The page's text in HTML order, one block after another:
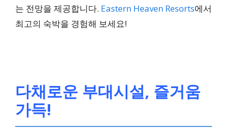
는 전망을 제공합니다. Eastern Heaven Resorts에서
최고의 숙박을 경험해 보세요!
다채로운 부대시설, 즐거움
가득!